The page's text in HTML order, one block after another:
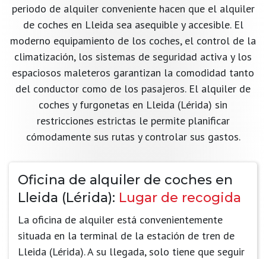
periodo de alquiler conveniente hacen que el alquiler
de coches en Lleida sea asequible y accesible. El
moderno equipamiento de los coches, el control de la
climatización, los sistemas de seguridad activa y los
espaciosos maleteros garantizan la comodidad tanto
del conductor como de los pasajeros. El alquiler de
coches y furgonetas en Lleida (Lérida) sin
restricciones estrictas le permite planificar
cómodamente sus rutas y controlar sus gastos.
Oficina de alquiler de coches en
Lleida (Lérida): Lugar de recogida
La oficina de alquiler está convenientemente
situada en la terminal de la estación de tren de
Lleida (Lérida). A su llegada, solo tiene que seguir